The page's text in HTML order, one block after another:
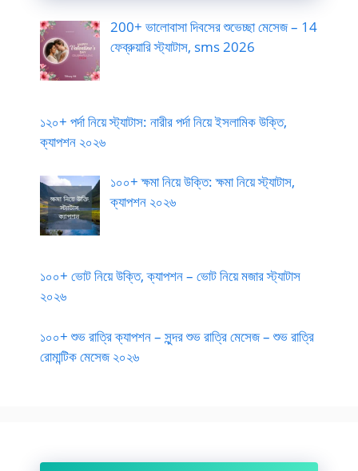
200+ ভালোবাসা দিবসের শুভেচ্ছা মেসেজ – 14
ফেব্রুয়ারি স্ট্যাটাস, sms 2026
১২০+ পর্দা নিয়ে স্ট্যাটাস: নারীর পর্দা নিয়ে ইসলামিক উক্তি,
ক্যাপশন ২০২৬
১০০+ ক্ষমা নিয়ে উক্তি: ক্ষমা নিয়ে স্ট্যাটাস,
ক্যাপশন ২০২৬
১০০+ ভোট নিয়ে উক্তি, ক্যাপশন – ভোট নিয়ে মজার স্ট্যাটাস
২০২৬
১০০+ শুভ রাত্রি ক্যাপশন – সুন্দর শুভ রাত্রি মেসেজ – শুভ রাত্রি
রোমান্টিক মেসেজ ২০২৬